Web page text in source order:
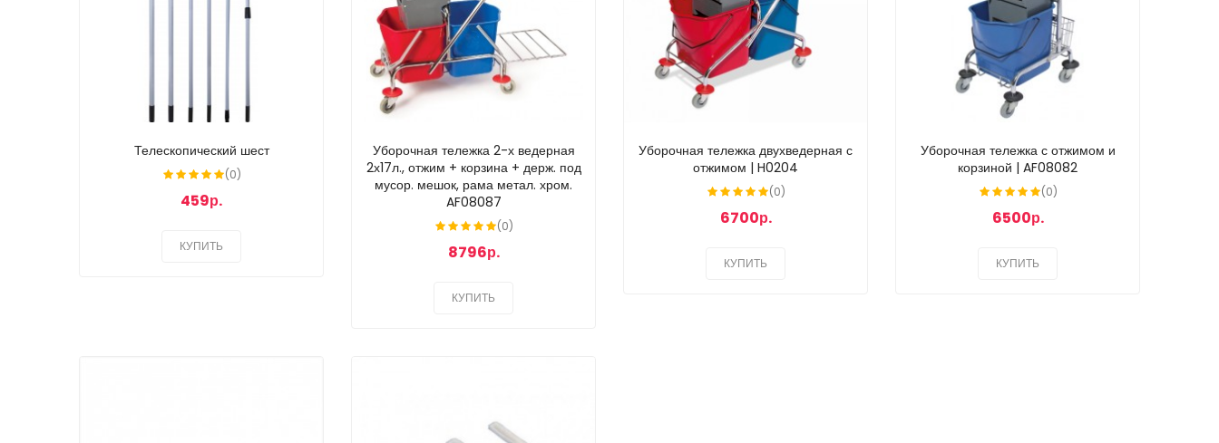
Телескопический шест
(0)
459р.
КУПИТЬ
Уборочная тележка 2-х ведерная
2х17л., отжим + корзина + держ. под
мусор. мешок, рама метал. хром.
AF08087
(0)
8796р.
КУПИТЬ
Уборочная тележка двухведерная с
отжимом | H0204
(0)
6700р.
КУПИТЬ
Уборочная тележка с отжимом и
корзиной | AF08082
(0)
6500р.
КУПИТЬ